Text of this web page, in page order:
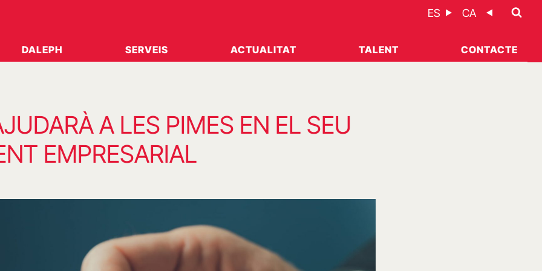
ES CA
DALEPH SERVEIS ACTUALITAT TALENT CONTACTE
A LES PIMES EN EL SEU
EMPRESARIAL